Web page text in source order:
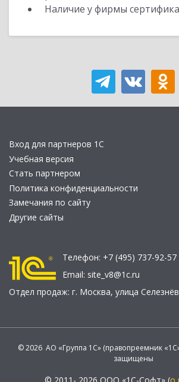
Наличие у фирмы
Вход для партнеров 1С
Учебная версия
Стать партнером
Политика конфиденциальности
Замечания по сайту
Другие сайты
Телефон: +7 (495) 737-92-57
Email: site_v8@1c.ru
Отдел продаж: г. Москва, улица
© 2026 АО «Группа 1С» (правопреемник
защищены